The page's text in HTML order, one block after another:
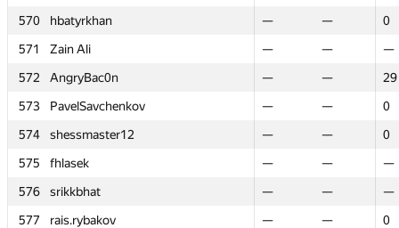
570
hbatyrkhan — —
0
571
Zain Ali — —
—
572
AngryBac0n — —
29
573
PavelSavchenkov — —
0
574
shessmaster12 — —
0
575
fhlasek — —
—
576
srikkbhat — —
—
577
rais.rybakov — —
0
570
hbatyrkhan — —
0
571
Zain Ali — —
—
572
AngryBac0n — —
29
573
PavelSavchenkov — —
0
574
shessmaster12 — —
0
575
fhlasek — —
—
576
srikkbhat — —
—
577
rais.rybakov — —
0